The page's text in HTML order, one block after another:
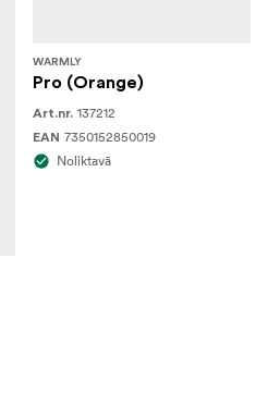
WARMLY
Pro (Orange)
Art.nr. 137212
EAN 7350152850019
Noliktavā